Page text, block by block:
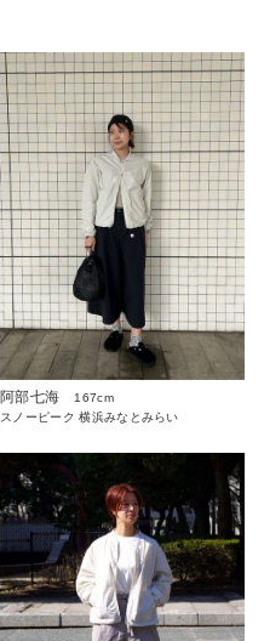
阿部七海
167cm
スノーピーク 横浜みなとみらい